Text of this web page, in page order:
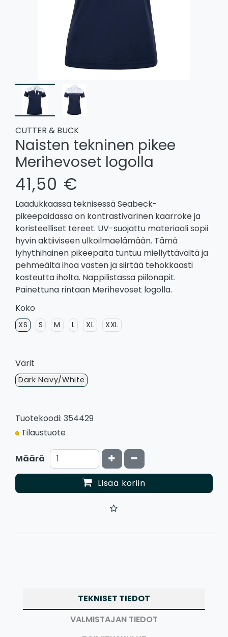
CUTTER & BUCK
Naisten tekninen pikee
Merihevoset logolla
41,50 €
Laadukkaassa teknisessä Seabeck-
pikeepaidassa on kontrastivärinen kaarroke ja
koristeelliset tereet. UV-suojattu materiaali sopii
hyvin aktiiviseen ulkoilmaelämään. Tämä
lyhythihainen pikeepaita tuntuu miellyttävältä ja
pehmeältä ihoa vasten ja siirtää tehokkaasti
kosteutta iholta. Nappilistassa piilonapit.
Painettuna rintaan Merihevoset logolla.
Koko
XS S M L XL XXL
Värit
Dark Navy/White
Tuotekoodi: 354429
Tilaustuote
Määrä Kasvata määrää
Vähennä määrää
Lisää koriin
TEKNISET TIEDOT
VALMISTAJAN TIEDOT